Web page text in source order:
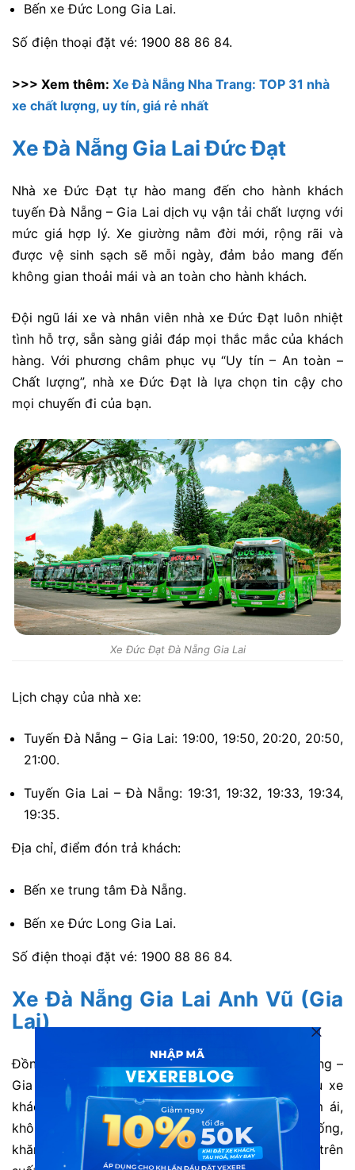
Bến xe Đức Long Gia Lai.
Số điện thoại đặt vé: 1900 88 86 84.
>>> Xem thêm: Xe Đà Nẵng Nha Trang: TOP 31 nhà
xe chất lượng, uy tín, giá rẻ nhất
Xe Đà Nẵng Gia Lai Đức Đạt
Nhà xe Đức Đạt tự hào mang đến cho hành khách
tuyến Đà Nẵng – Gia Lai dịch vụ vận tải chất lượng với
mức giá hợp lý. Xe giường nằm đời mới, rộng rãi và
được vệ sinh sạch sẽ mỗi ngày, đảm bảo mang đến
không gian thoải mái và an toàn cho hành khách.
Đội ngũ lái xe và nhân viên nhà xe Đức Đạt luôn nhiệt
tình hỗ trợ, sẵn sàng giải đáp mọi thắc mắc của khách
hàng. Với phương châm phục vụ “Uy tín – An toàn –
Chất lượng”, nhà xe Đức Đạt là lựa chọn tin cậy cho
mọi chuyến đi của bạn.
Xe Đức Đạt Đà Nẵng Gia Lai
Lịch chạy của nhà xe:
Tuyến Đà Nẵng – Gia Lai: 19:00, 19:50, 20:20, 20:50,
21:00.
Tuyến Gia Lai – Đà Nẵng: 19:31, 19:32, 19:33, 19:34,
19:35.
Địa chỉ, điểm đón trả khách:
Bến xe trung tâm Đà Nẵng.
Bến xe Đức Long Gia Lai.
Số điện thoại đặt vé: 1900 88 86 84.
Xe Đà Nẵng Gia Lai Anh Vũ (Gia
Lai)
Đồng hành cùng nhà xe Anh Vũ trên tuyến Đà Nẵng –
Gia Lai, hành khách sẽ được trải nghiệm dịch vụ xe
khách chất lượng cao. Hệ thống giường nằm êm ái,
không gian rộng rãi cùng các tiện ích như nước uống,
khăn lạnh và Wi-Fi miễn phí sẽ giúp bạn thư giãn trên